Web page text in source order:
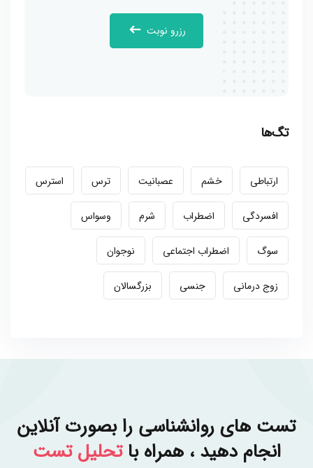
رزرو نوبت
تگ‌ها
ارتباطی خشم عصبانیت ترس استرس
افسردگی اضطراب شرم وسواس
سوگ اضطراب اجتماعی نوجوان
زوج درمانی جنسی بزرگسالان
تست های روانشناسی را بصورت آنلاین
انجام دهید ، همراه باتحلیل تست